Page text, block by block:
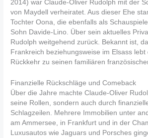
2014) war Claude-Oliver Rudolph mit der
von Maydell verheiratet. Aus dieser Ehe
Tochter Oona, die ebenfalls als
Sohn Davide-Lino. Über sein aktuelles
Rudolph weitgehend zurück. Bekannt ist,
Frankreich beziehungsweise im Elsass lebt
Rückkehr zu seinen familiären
Finanzielle Rückschläge und Comeback
Über die Jahre machte Claude-Oliver
seine Rollen, sondern auch durch
Schlagzeilen. Mehrere Immobilien unter
am Ammersee, in Frankfurt und in der
Luxusautos wie Jaguars und Porsches